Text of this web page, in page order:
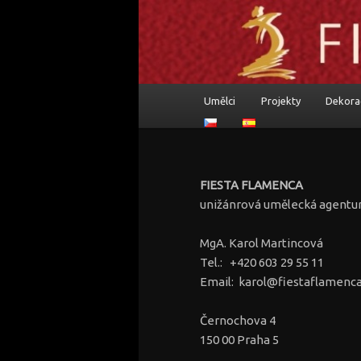
Fiesta
Flamenkoví umělci, programy a
Hlavní navigační menu
Přejít k hlavnímu obsahu
Přejít k obsahu
Umělci Projekty
FIESTA FLAMENCA
unižánrová umělecká
MgA. Karol Martincová
Tel.: +420 603 29 55 11
Email:
Černochova 4
150 00 Praha 5